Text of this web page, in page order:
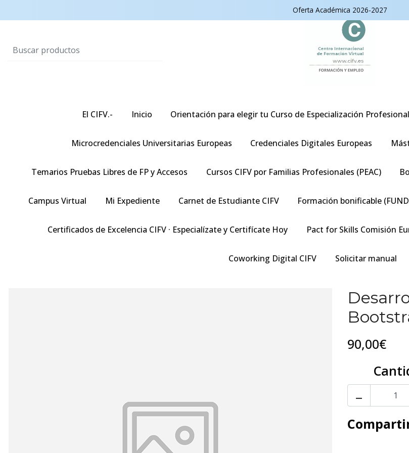
Oferta Académica 2026-2027
El CIFV.- Inicio Orientación para elegir tu Curso de Especialización Profesional
Microcredenciales Universitarias Europeas Credenciales Digitales Europeas
Temarios Pruebas Libres de FP y Accesos Cursos CIFV por Familias Profesionales (PEAC)
Campus Virtual Mi Expediente Carnet de Estudiante CIFV Formación bonificable
Certificados de Excelencia CIFV · Especialízate y Certifícate Hoy Pact for Skills Comisión
Coworking Digital CIFV Solicitar manual
90,00€
-